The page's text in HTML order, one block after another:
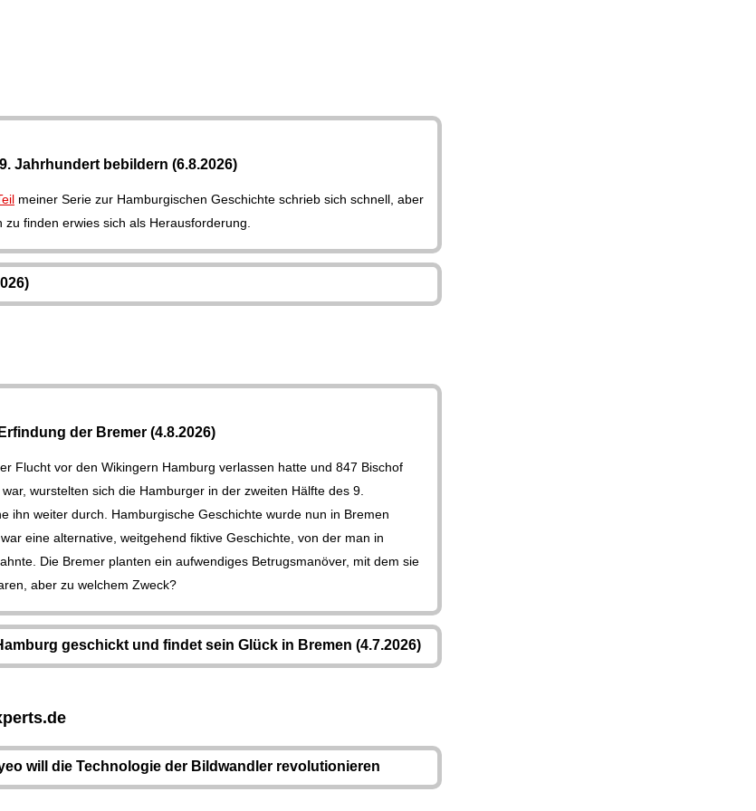
Jahrhundert bebildern (6.8.2026)
meiner Serie zur Hamburgischen Geschichte schrieb sich schnell, aber
finden erwies sich als Herausforderung.
der Bremer (4.8.2026)
Flucht vor den Wikingern Hamburg verlassen hatte und 847 Bischof
wurstelten sich die Hamburger in der zweiten Hälfte des 9.
ihn weiter durch. Hamburgische Geschichte wurde nun in Bremen
eine alternative, weitgehend fiktive Geschichte, von der man in
Die Bremer planten ein aufwendiges Betrugsmanöver, mit dem sie
aber zu welchem Zweck?
geschickt und findet sein Glück in Bremen (4.7.2026)
will die Technologie der Bildwandler revolutionieren